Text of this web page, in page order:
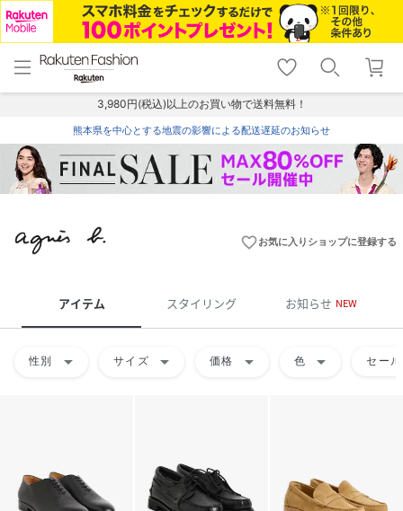
menu home
トップ
shopping_cart lock_outline
ログイン
3,980円(税込)以上のお買い物で送料無料！
熊本県を中心とする地震の影響による配送遅延のお知らせ
favorite_borderお気に入りショップに登録する
アイテム スタイリング お知らせ NEW
性別 arrow_drop_down サイズ arrow_drop_down 価格 arrow_drop_down 色 arrow_drop_down セール